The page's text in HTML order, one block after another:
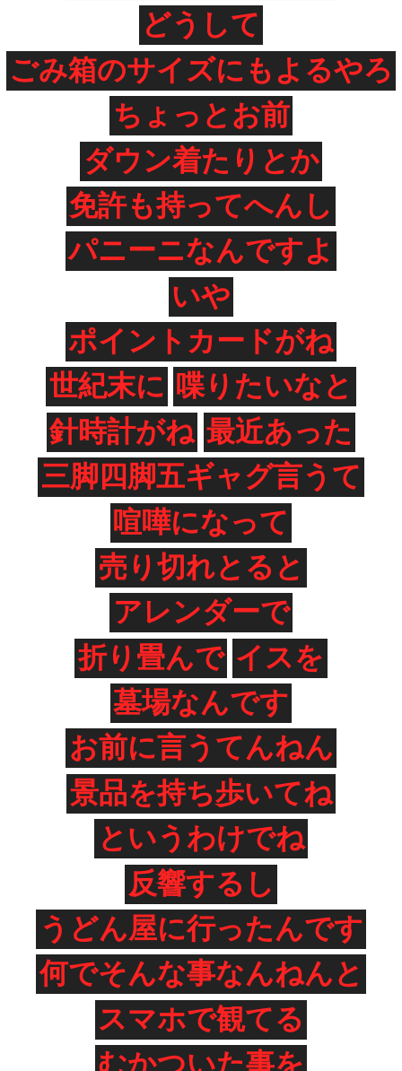
どうして
ごみ箱のサイズにもよるやろ
ちょっとお前
ダウン着たりとか
免許も持ってへんし
パニーニなんですよ
いや
ポイントカードがね
世紀末に 喋りたいなと
針時計がね 最近あった
三脚四脚五ギャグ言うて
喧嘩になって
売り切れとると
アレンダーで
折り畳んで イスを
墓場なんです
お前に言うてんねん
景品を持ち歩いてね
というわけでね
反響するし
うどん屋に行ったんです
何でそんな事なんねんと
スマホで観てる
むかついた事を